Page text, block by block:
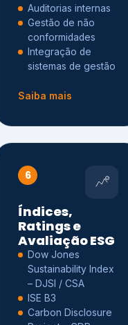
Auditorias internas
Gestão de não
conformidades
Integração de
sistemas de gestão
Saiba mais
6
Índices,
Ratings e
Avaliação ESG
Dow Jones
Sustainability Index
– DJSI / CSA
ISE B3
Carbon Disclosure